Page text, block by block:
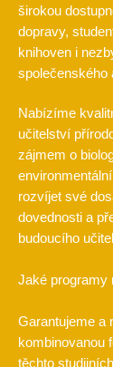
širokou
dopravy,
knihoven i
společenského
Nabízíme
učitelství
zájmem o
rozvíjet své
dovednosti a
budoucího
Jaké programy
Garantujeme a
kombinovanou
těchto